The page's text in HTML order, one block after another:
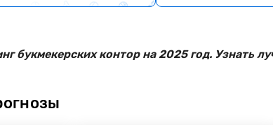
букмекерских контор на 2025 год. Узнать